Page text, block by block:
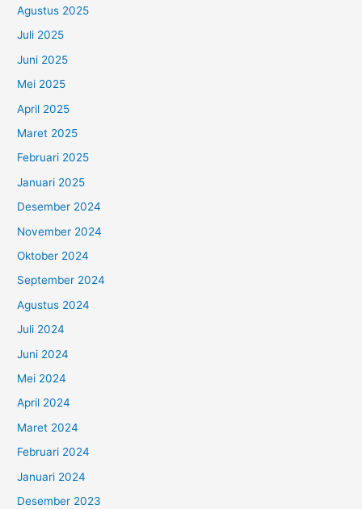
Agustus 2025
Juli 2025
Juni 2025
Mei 2025
April 2025
Maret 2025
Februari 2025
Januari 2025
Desember 2024
November 2024
Oktober 2024
September 2024
Agustus 2024
Juli 2024
Juni 2024
Mei 2024
April 2024
Maret 2024
Februari 2024
Januari 2024
Desember 2023